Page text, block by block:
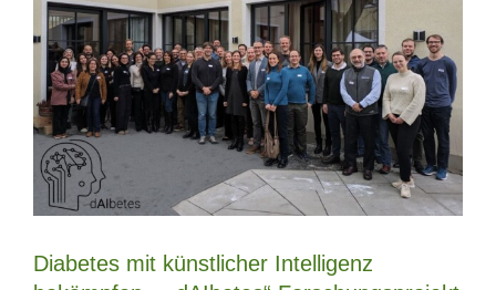
Diabetes mit künstlicher Intelligenz